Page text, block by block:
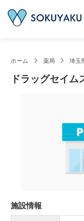
ホーム 薬局 埼玉
ドラッグセイ
施設情報